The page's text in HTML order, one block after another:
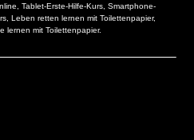
Tablet-Erste-Hilfe-Kurs, Smartphone-
Leben retten lernen mit Toilettenpapier,
lernen mit Toilettenpapier.